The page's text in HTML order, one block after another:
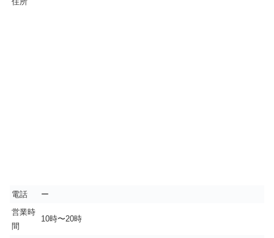
電話
ー
営業時
間
10時〜20時